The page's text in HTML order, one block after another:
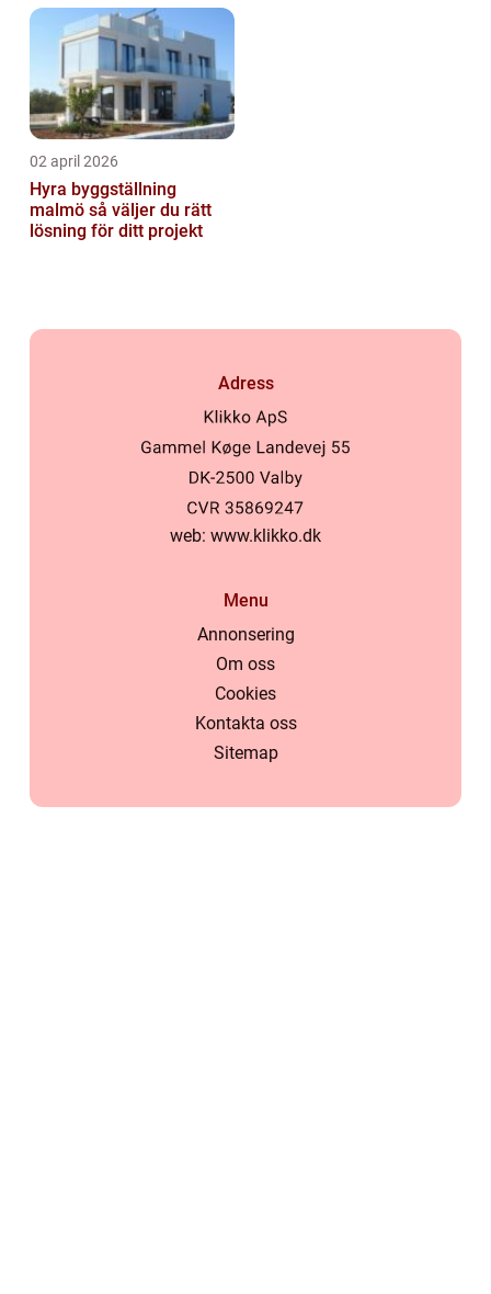
02 april 2026
Hyra byggställning
malmö så väljer du rätt
lösning för ditt projekt
Adress
web: www.klikko.dk
Menu
Annonsering
Om oss
Cookies
Kontakta oss
Sitemap